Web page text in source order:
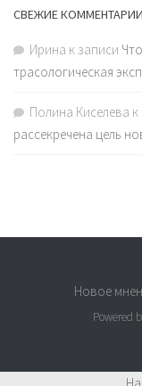
СВЕЖИЕ КОММЕНТАРИИ
Ирина к записи
трасологическая
Полина Киселева
рассекречена цель
Новое
Powered